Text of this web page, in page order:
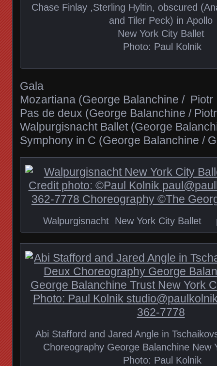
Chase Finlay ,Sterling Hyltin, obscured
and Tiler Peck) in Apollo
New York City Ballet
Photo: Paul Kolnik
Gala
Mozartiana (George Balanchine / Piotr
Pas de deux (George Balanchine /
Walpurgisnacht Ballet (George
Symphony in C (George Balanchine /
Walpurgisnacht New York City Ballet
Abi Stafford and Jared Angle in
Choreography George Balanchine New
Photo: Paul Kolnik